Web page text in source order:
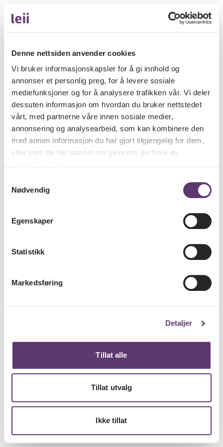
Denne nettsiden anvender cookies
Vi bruker informasjonskapsler for å gi innhold og
annonser et personlig preg, for å levere sosiale
mediefunksjoner og for å analysere trafikken vår. Vi deler
dessuten informasjon om hvordan du bruker nettstedet
vårt, med partnerne våre innen sosiale medier,
annonsering og analysearbeid, som kan kombinere den
med annen informasjon du har gjort tilgjengelig for dem,
eller som de har samlet inn gjennom din bruk av
Nødvendig
Egenskaper
Statistikk
Markedsføring
Detaljer
Tillat alle
Tillat utvalg
Ikke tillat